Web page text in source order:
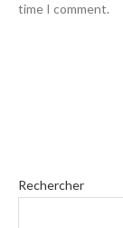
time I comment.
Rechercher